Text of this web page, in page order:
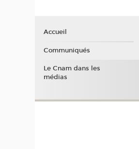
Accueil
Communiqués
Le Cnam dans les
médias